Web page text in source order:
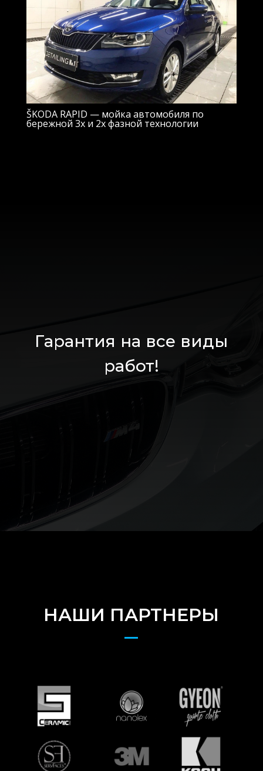
ŠKODA RAPID — мойка автомобиля по
бережной 3х и 2х фазной технологии
Гарантия на все виды
работ!
НАШИ ПАРТНЕРЫ